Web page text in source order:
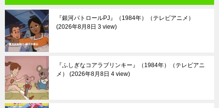
『銀河パトロールPJ』（1984年）（テレビアニメ）
2026年8月8日 3 view
『ふしぎなコアラブリンキー』（1984年）（テレビアニ
メ）
2026年8月8日 4 view